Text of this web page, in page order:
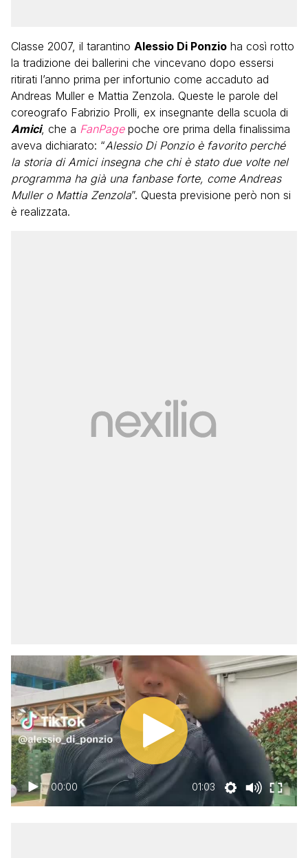
Classe 2007, il tarantino Alessio Di Ponzio ha così rotto
la tradizione dei ballerini che vincevano dopo essersi
ritirati l’anno prima per infortunio come accaduto ad
Andreas Muller e Mattia Zenzola. Queste le parole del
coreografo Fabrizio Prolli, ex insegnante della scuola di
Amici, che a FanPagepoche ore prima della finalissima
aveva dichiarato: “Alessio Di Ponzio è favorito perché
la storia di Amici insegna che chi è stato due volte nel
programma ha già una fanbase forte, come Andreas
Muller o Mattia Zenzola”. Questa previsione però non si
è realizzata.
00:00 01:03